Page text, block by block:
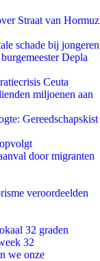
Straat van Hormuz
schade bij jongeren
Depla
Ceuta
miljoenen aan
Gereedschapskist
door migranten
veroordeelden
32 graden
32
we onze